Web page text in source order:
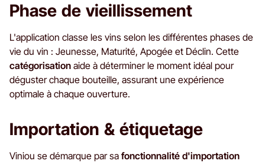
Phase de vieillissement
L'application classe les vins selon les différentes phases de
vie du vin : Jeunesse, Maturité, Apogée et Déclin. Cette
catégorisation aide à déterminer le moment idéal pour
déguster chaque bouteille, assurant une expérience
optimale à chaque ouverture.
Importation & étiquetage
Viniou se démarque par sa fonctionnalité d'importation